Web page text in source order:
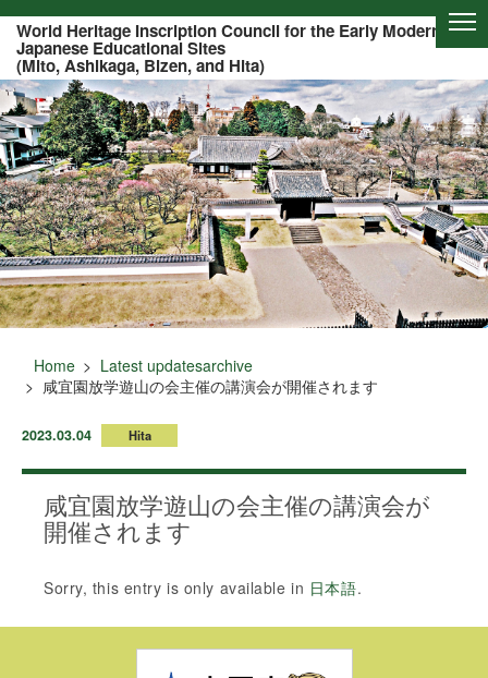
Of this page to text
World Heritage Inscription Council for the Early Modern
Japanese Educational Sites
(Mito, Ashikaga, Bizen, and Hita)
Home
Latest updatesarchive
咸宜園放学遊山の会主催の講演会が開催されます
2023.03.04 Hita
咸宜園放学遊山の会主催の講演会が
開催されます
Sorry, this entry is only available in 日本語.